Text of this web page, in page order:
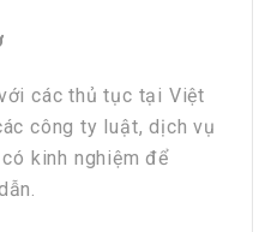
các thủ tục tại Việt
công ty luật, dịch vụ
kinh nghiệm để